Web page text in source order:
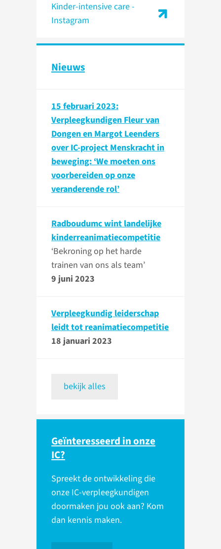
Kinder-intensive care -
Instagram
Nieuws
15 februari 2023:
Verpleegkundigen Fleur van
Dongen en Margot Leenders
over IC-project Menskracht in
beweging: ‘We moeten ons
voorbereiden op onze
veranderende rol’
Radboudumc wint landelijke
kinderreanimatiecompetitie
‘Bekroning op het harde
trainen van ons als team’
9 juni 2023
Verpleegkundig leiderschap
leidt tot reanimatiecompetitie
18 januari 2023
bekijk alles
Geïnteresseerd in onze
IC?
Spreekt de ontwikkeling die
onze IC-verpleegkundigen
doormaken jou ook aan? Kom
dan kennis maken.